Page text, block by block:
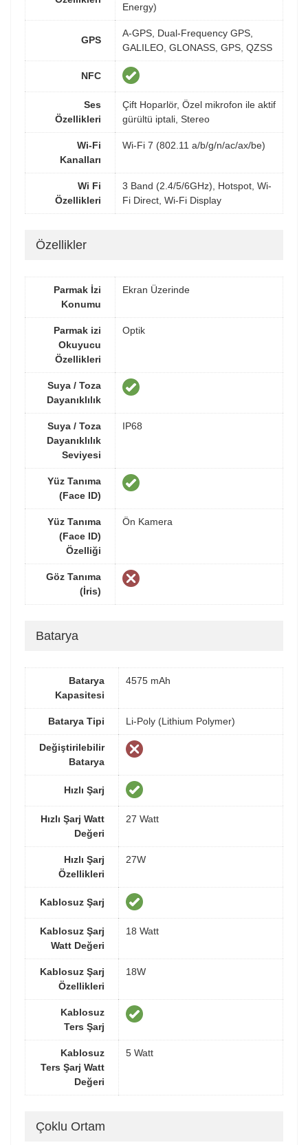
Energy)
GPS
A-GPS, Dual-Frequency GPS,
GALILEO, GLONASS, GPS, QZSS
NFC
Ses
Özellikleri
Çift Hoparlör, Özel mikrofon ile aktif
gürültü iptali, Stereo
Wi-Fi
Kanalları
Wi-Fi 7 (802.11 a/b/g/n/ac/ax/be)
Wi Fi
Özellikleri
3 Band (2.4/5/6GHz), Hotspot, Wi-
Fi Direct, Wi-Fi Display
Özellikler
Parmak İzi
Konumu
Ekran Üzerinde
Parmak izi
Okuyucu
Özellikleri
Optik
Suya / Toza
Dayanıklılık
Suya / Toza
Dayanıklılık
Seviyesi
IP68
Yüz Tanıma
(Face ID)
Yüz Tanıma
(Face ID)
Özelliği
Ön Kamera
Göz Tanıma
(İris)
Batarya
Batarya
Kapasitesi
4575 mAh
Batarya Tipi Li-Poly (Lithium Polymer)
Değiştirilebilir
Batarya
Hızlı Şarj
Hızlı Şarj Watt
Değeri
27 Watt
Hızlı Şarj
Özellikleri
27W
Kablosuz Şarj
Kablosuz Şarj
Watt Değeri
18 Watt
Kablosuz Şarj
Özellikleri
18W
Kablosuz
Ters Şarj
Kablosuz
Ters Şarj Watt
Değeri
5 Watt
Çoklu Ortam